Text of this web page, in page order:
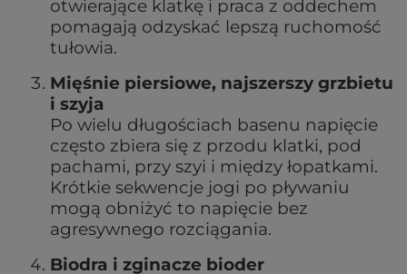
otwierające klatkę i praca z oddechem
pomagają odzyskać lepszą ruchomość
tułowia.
Mięśnie piersiowe, najszerszy grzbietu
i szyja
Po wielu długościach basenu napięcie
często zbiera się z przodu klatki, pod
pachami, przy szyi i między łopatkami.
Krótkie sekwencje jogi po pływaniu
mogą obniżyć to napięcie bez
agresywnego rozciągania.
Biodra i zginacze bioder